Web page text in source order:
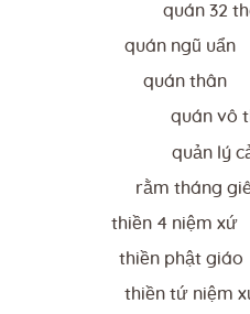
quán 32
quán ngũ uẩn
quán thân
quán vô
quản lý
rằm tháng
thiền 4 niệm xứ
thiền phật giáo
thiền tứ niệm